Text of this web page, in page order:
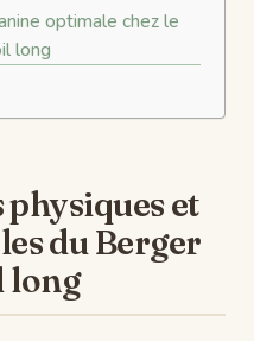
optimale chez le
long
et
du Berger
long